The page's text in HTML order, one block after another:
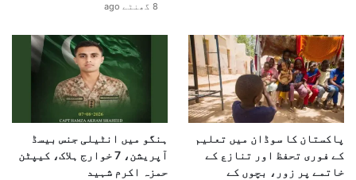
8 گھنٹے ago
پاکستان کا سوڈان میں تعلیم
کے فوری تحفظ اور تنازع کے
خاتمے پر زور، بچوں کے
ہنگو میں انٹیلی جنس بیسڈ
آپریشن، 7 خوارج ہلاک، کیپٹن
حمزہ اکرم شہید